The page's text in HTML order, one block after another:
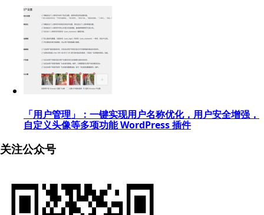
「用户管理」：一键实现用户名称优化，用户安全增强，
自定义头像等多项功能 WordPress 插件
关注公众号